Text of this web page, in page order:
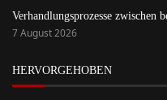
Verhandlungsprozesse zwischen
7 August 2026
HERVORGEHOBEN